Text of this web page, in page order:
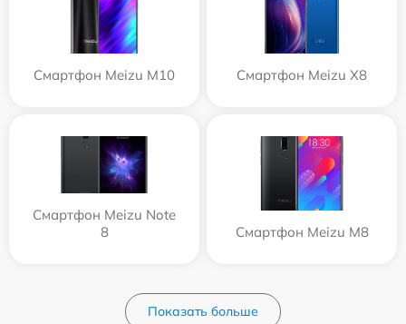
Смартфон Meizu M10 Смартфон Meizu X8
Смартфон Meizu Note
8
Смартфон Meizu M8
Показать больше